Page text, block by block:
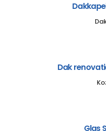
Dak
Glas